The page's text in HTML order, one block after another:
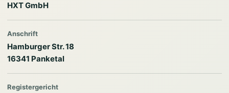
HXT GmbH
Anschrift
Hamburger Str. 18
16341 Panketal
Registergericht